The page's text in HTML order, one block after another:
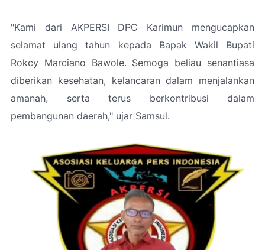
"Kami dari AKPERSI DPC Karimun mengucapkan
selamat ulang tahun kepada Bapak Wakil Bupati
Rokcy Marciano Bawole. Semoga beliau senantiasa
diberikan kesehatan, kelancaran dalam menjalankan
amanah, serta terus berkontribusi dalam
pembangunan daerah," ujar Samsul.